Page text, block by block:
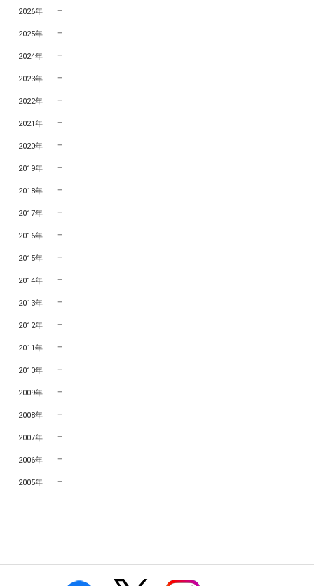
2026年
2025年
2024年
2023年
2022年
2021年
2020年
2019年
2018年
2017年
2016年
2015年
2014年
2013年
2012年
2011年
2010年
2009年
2008年
2007年
2006年
2005年